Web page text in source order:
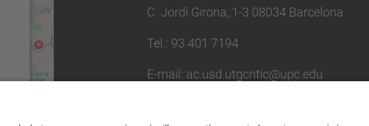
C. Jordi Girona, 1-3 08034 Barcelona
Tel.: 93 401 7194
E-mail: ac.usd.utgcntic@upc.edu